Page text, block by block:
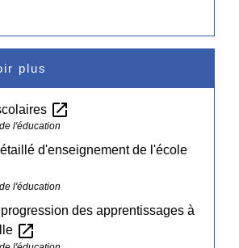
plus
open_in_new
l'éducation
d'enseignement de l'école
l'éducation
des apprentissages à
open_in_new